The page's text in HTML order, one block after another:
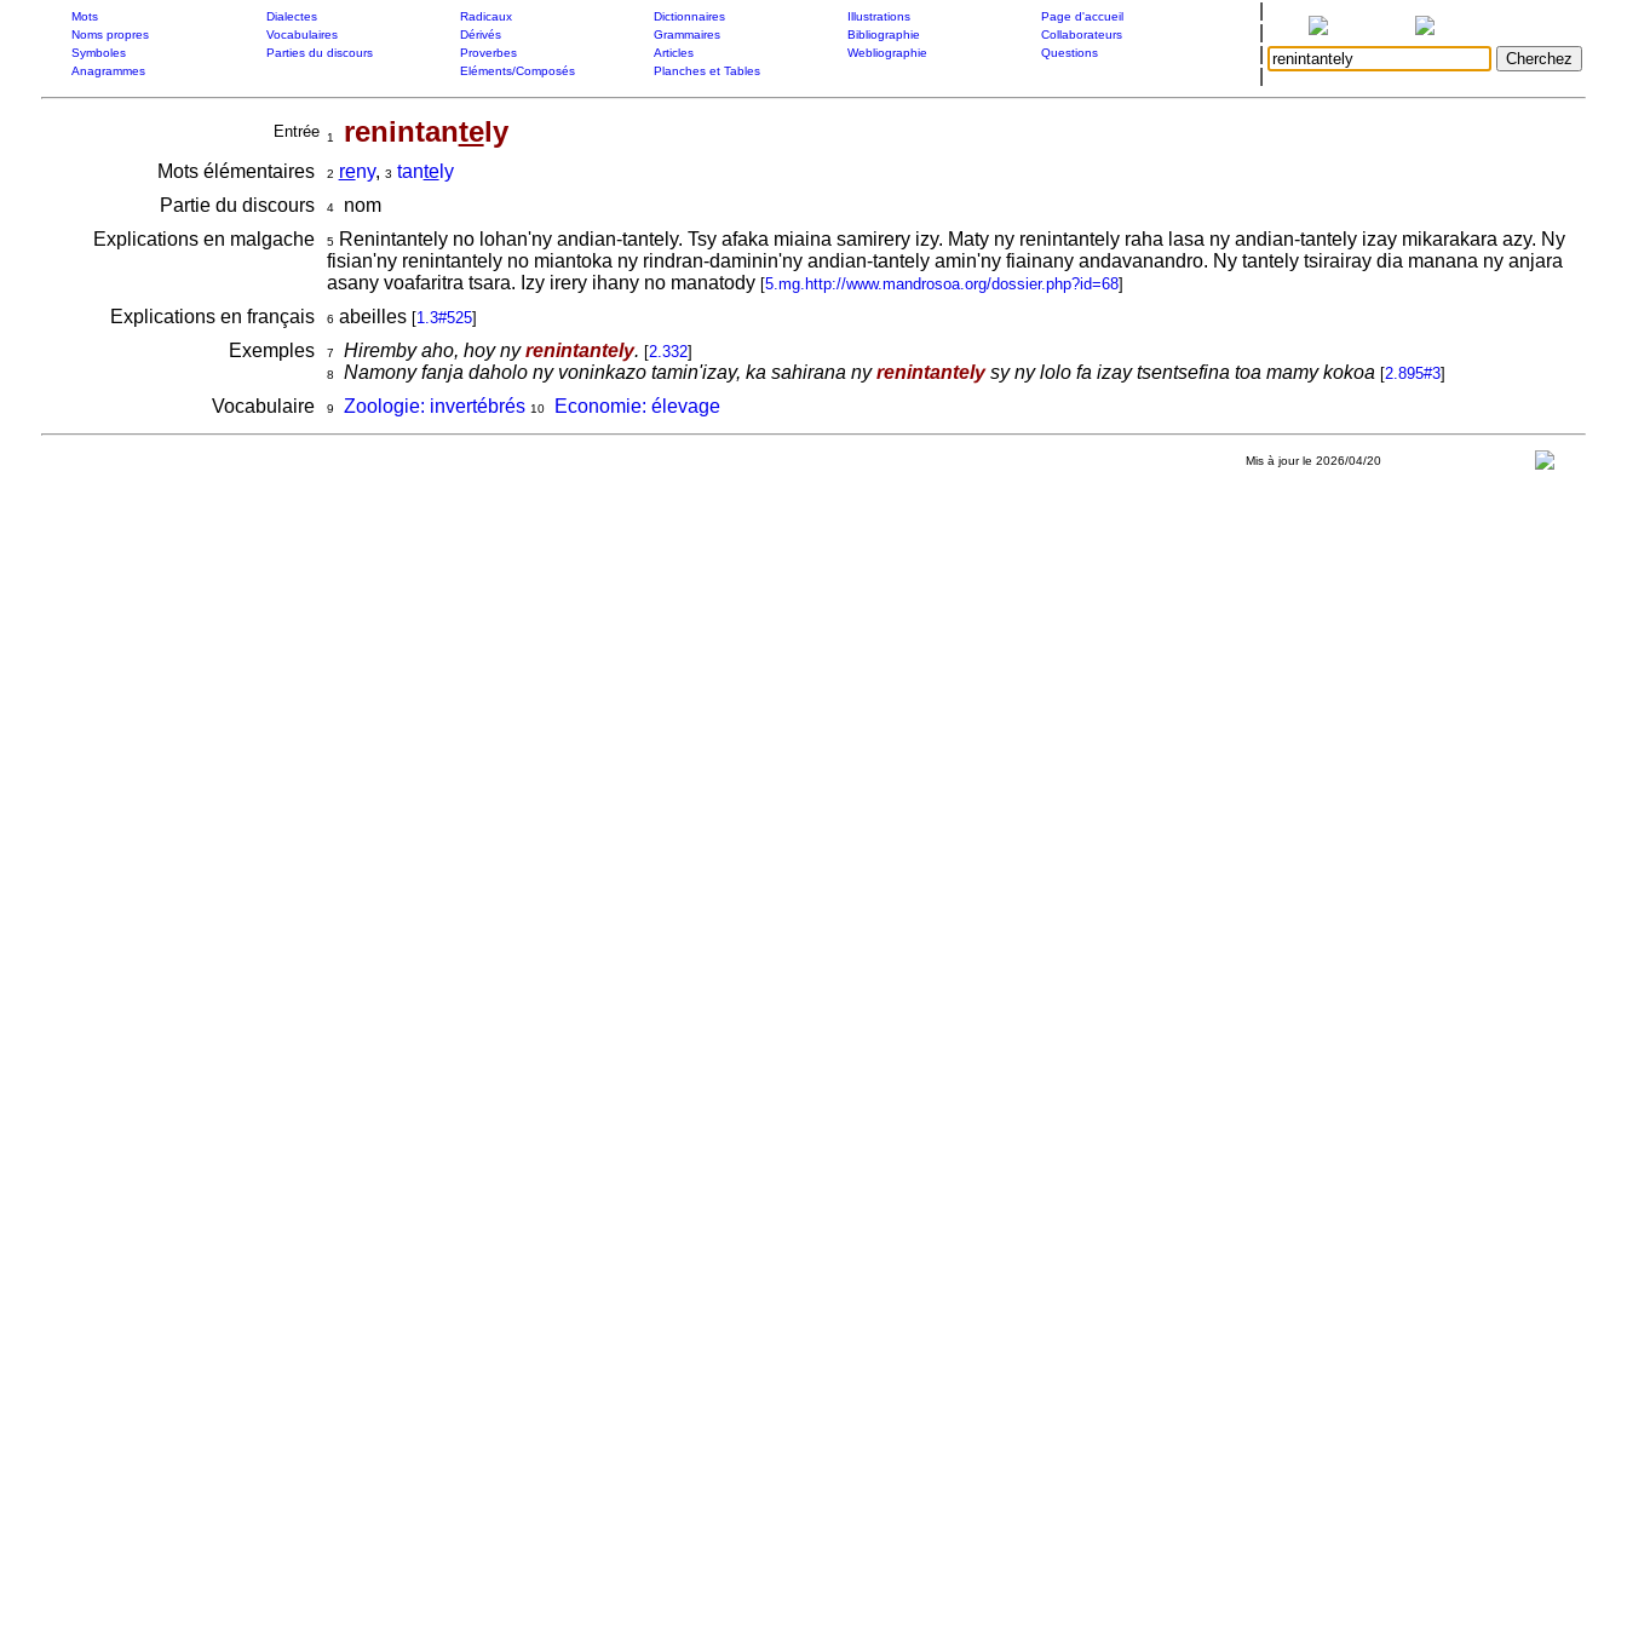
Mots Dialectes Radicaux Dictionnaires Illustrations
Page d'accueil
Noms propres
Vocabulaires Dérivés Grammaires Bibliographie
Collaborateurs
Symboles
Parties du discours Proverbes Articles Webliographie
Questions
Anagrammes
Eléments/Composés Planches et Tables
Entrée 1 renintantely
Mots élémentaires 2 reny, 3 tantely
Partie du discours
4nom
Explications en malgache
5Renintantely no lohan'ny andian-tantely. Tsy afaka miaina samirery izy. Maty ny renintantely raha lasa ny andian-tantely izay mikarakara azy. Ny
fisian'ny renintantely no miantoka ny rindran-daminin'ny andian-tantely amin'ny fiainany andavanandro. Ny tantely tsirairay dia manana ny anjara
asany voafaritra tsara. Izy irery ihany no manatody [5.mg.http://www.mandrosoa.org/dossier.php?id=68]
Explications en français 6 abeilles [1.3#525]
Exemples 7 Hiremby aho, hoy nyrenintantely. [2.332]
8 Namony fanja daholo ny voninkazo tamin'izay, ka sahirana nyrenintantelysy ny lolo fa izay tsentsefina toa mamy kokoa [2.895#3]
Vocabulaire 9 Zoologie: invertébrés 10 Economie: élevage
Mis à jour le 2026/04/20